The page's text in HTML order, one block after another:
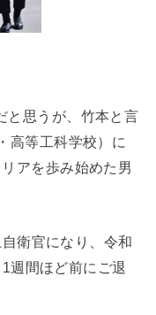
と思うが、竹本と言
高等工科学校）に
アを歩み始めた男
衛官になり、令和
週間ほど前にご退